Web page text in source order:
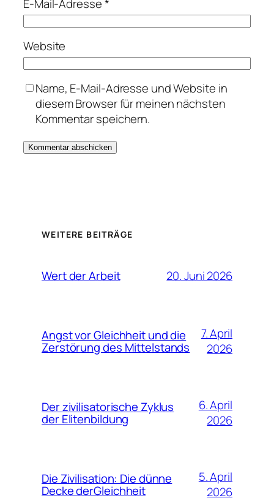
E-Mail-Adresse*
Website
Name, E-Mail-Adresse und Website in
diesem Browser für meinen nächsten
Kommentar speichern.
WEITERE BEITRÄGE
Wert der Arbeit 20. Juni 2026
Angst vor Gleichheit und die
Zerstörung des Mittelstands
7. April
2026
Der zivilisatorische Zyklus
der Elitenbildung
6. April
2026
Die Zivilisation: Die dünne
Decke derGleichheit
5. April
2026